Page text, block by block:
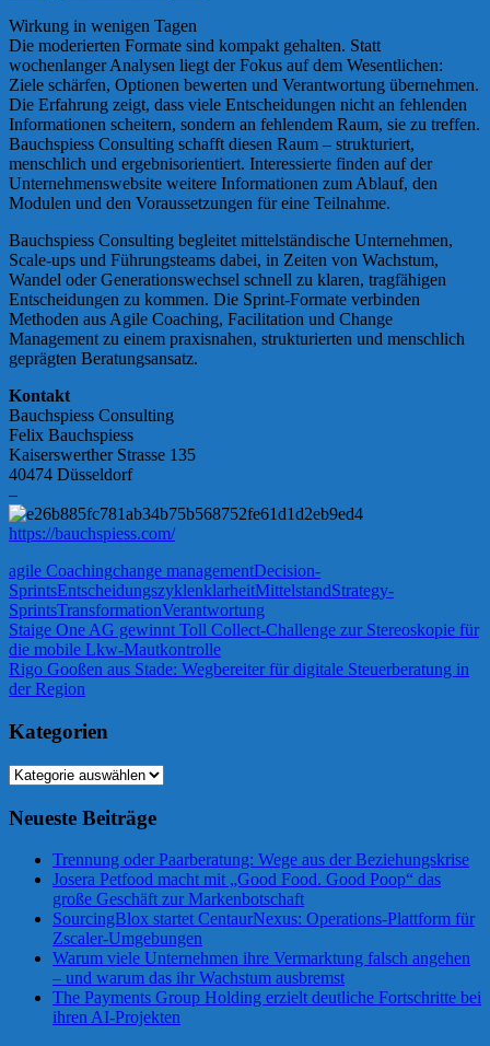
Wirkung in wenigen Tagen
Die moderierten Formate sind kompakt gehalten. Statt
wochenlanger Analysen liegt der Fokus auf dem Wesentlichen:
Ziele schärfen, Optionen bewerten und Verantwortung übernehmen.
Die Erfahrung zeigt, dass viele Entscheidungen nicht an fehlenden
Informationen scheitern, sondern an fehlendem Raum, sie zu treffen.
Bauchspiess Consulting schafft diesen Raum – strukturiert,
menschlich und ergebnisorientiert. Interessierte finden auf der
Unternehmenswebsite weitere Informationen zum Ablauf, den
Modulen und den Voraussetzungen für eine Teilnahme.
Bauchspiess Consulting begleitet mittelständische Unternehmen,
Scale-ups und Führungsteams dabei, in Zeiten von Wachstum,
Wandel oder Generationswechsel schnell zu klaren, tragfähigen
Entscheidungen zu kommen. Die Sprint-Formate verbinden
Methoden aus Agile Coaching, Facilitation und Change
Management zu einem praxisnahen, strukturierten und menschlich
geprägten Beratungsansatz.
Kontakt
Bauchspiess Consulting
Felix Bauchspiess
Kaiserswerther Strasse 135
40474 Düsseldorf
–
https://bauchspiess.com/
agile Coachingchange managementDecision-
SprintsEntscheidungszyklenklarheitMittelstandStrategy-
SprintsTransformationVerantwortung
Beitragsnavigation
Vorheriger
Beitrag:
Staige One AG gewinnt Toll Collect-Challenge zur Stereoskopie für
die mobile Lkw-Mautkontrolle
Nächster
Beitrag:
Rigo Gooßen aus Stade: Wegbereiter für digitale Steuerberatung in
der Region
Kategorien
Kategorien
Neueste Beiträge
Trennung oder Paarberatung: Wege aus der Beziehungskrise
Josera Petfood macht mit „Good Food. Good Poop“ das
große Geschäft zur Markenbotschaft
SourcingBlox startet CentaurNexus: Operations-Plattform für
Zscaler-Umgebungen
Warum viele Unternehmen ihre Vermarktung falsch angehen
– und warum das ihr Wachstum ausbremst
The Payments Group Holding erzielt deutliche Fortschritte bei
ihren AI-Projekten